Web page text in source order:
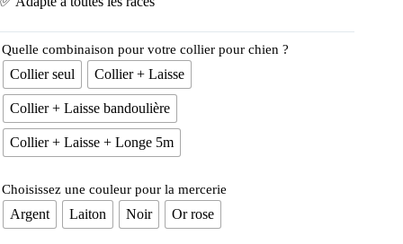
Quelle combinaison pour votre collier pour chien ?
Collier seul Collier + Laisse
Collier + Laisse bandoulière
Collier + Laisse + Longe 5m
Choisissez une couleur pour la mercerie
Argent Laiton Noir Or rose